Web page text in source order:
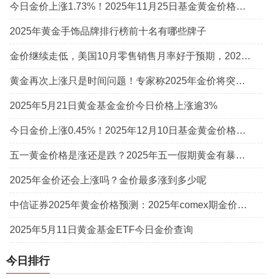
今日金价上涨1.73%！2025年11月25日基金黄金价格实时报价
2025年黄金手饰品牌排行榜前十名有哪些牌子
金价继续走低，美国10月零售销售月率好于预期，2025年美联储降息押注降低
黄金再次上涨只是时间问题！专家称2025年金价将突破3000美元
2025年5月21日黄金基金金价今日价格上涨逾3%
今日金价上涨0.45%！2025年12月10日基金黄金价格实时报价
五一黄金价格是涨还是跌？2025年五一假期黄金有暴跌可能
2025年金价还会上涨吗？金价最多涨到多少呢
中信证券2025年黄金价格预测：2025年comex期金价格或飙升至3100美元/盎司
2025年5月11日黄金基金ETF今日金价查询
今日排行